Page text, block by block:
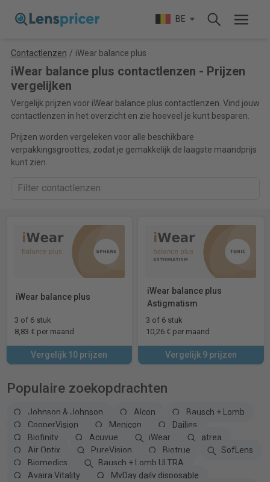
BE
Contactlenzen / iWear balance plus
iWear balance plus contactlenzen - Prijzen
vergelijken
Vergelijk prijzen voor iWear balance plus contactlenzen. Vind jouw
contactlenzen in het overzicht en zie hoeveel je kunt besparen.
Prijzen worden vergeleken voor alle beschikbare
verpakkingsgroottes, zodat je gemakkelijk de laagste maandprijs
kunt zien.
iWear balance plus
3 of 6 stuk
8,83 € per maand
Vergelijk 10 prijzen
iWear balance plus
Astigmatism
3 of 6 stuk
10,26 € per maand
Vergelijk 9 prijzen
Populaire zoekopdrachten
Johnson & Johnson Alcon
Bausch + Lomb
CooperVision
Menicon
Dailies
Biofinity
Acuvue iWear
atrea
Air Optix
PureVision Biotrue
SofLens
Biomedics
Bausch + Lomb ULTRA
Avaira Vitality
MyDay daily disposable